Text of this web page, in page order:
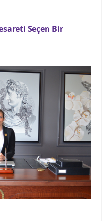
Seçen Bir